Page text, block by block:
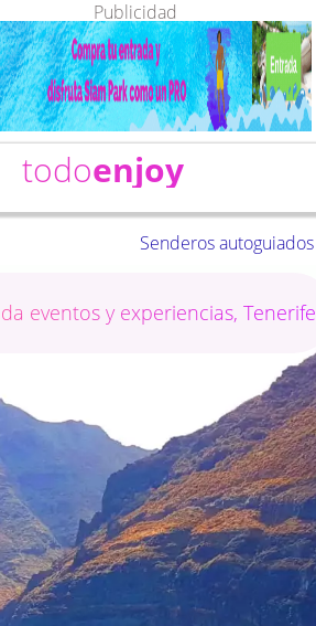
Publicidad
todoenjoy
Senderos autoguiados
eventos y experiencias, Tenerife